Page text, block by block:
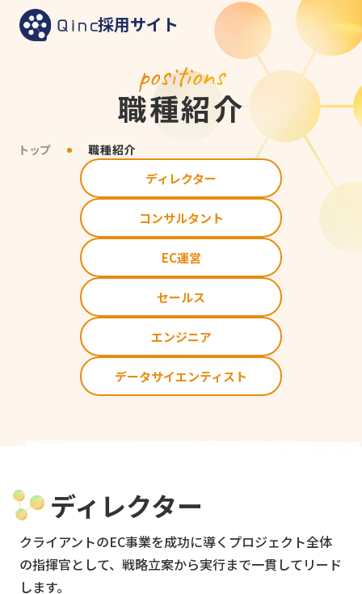
採用サイト
positions
職種紹介
トップ 職種紹介
ディレクター
コンサルタント
EC運営
セールス
エンジニア
データサイエンティスト
ディレクター
クライアントのEC事業を成功に導くプロジェクト全体
の指揮官として、戦略立案から実行まで一貫してリード
します。